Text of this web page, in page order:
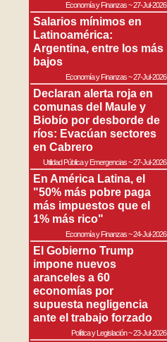
Economía y Finanzas~27-Jul-2026
Salarios mínimos en
Latinoamérica:
Argentina, entre los más
bajos
Economía y Finanzas~27-Jul-2026
Declaran alerta roja en
comunas del Maule y
Biobío por desborde de
ríos: Evacúan sectores
en Cabrero
Utilidad Pública y Emergencias~27-Jul-2026
En América Latina, el
"50% más pobre paga
más impuestos que el
1% más rico"
Economía y Finanzas~24-Jul-2026
El Gobierno Trump
impone nuevos
aranceles a 60
economías por
supuesta negligencia
ante el trabajo forzado
Política y Legislación~23-Jul-2026